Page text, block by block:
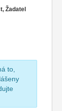
Žadatel
to,